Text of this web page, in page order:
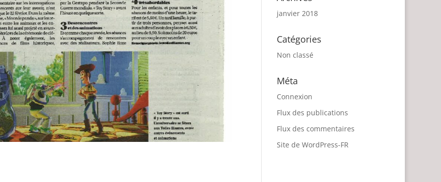
janvier 2018
Catégories
Non classé
Méta
Connexion
Flux des publications
Flux des commentaires
Site de WordPress-FR